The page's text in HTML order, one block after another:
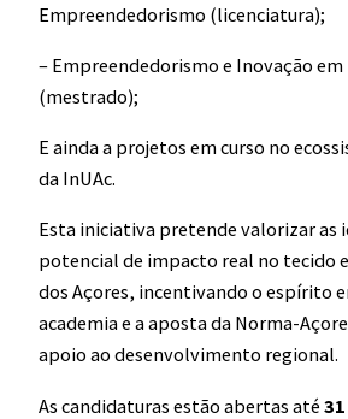
Empreendedorismo (licenciatura);
– Empreendedorismo e Inovação em
(mestrado);
E ainda a projetos em curso no
da InUAc.
Esta iniciativa pretende valorizar as
potencial de impacto real no tecido
dos Açores, incentivando o espírito
academia e a aposta da Norma-
apoio ao desenvolvimento regional.
As candidaturas estão abertas até